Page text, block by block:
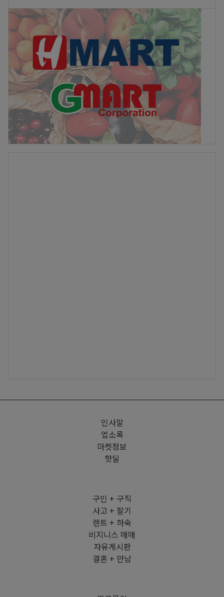
인사말
업소록
마켓정보
핫딜
구인 + 구직
사고 + 팔기
렌트 + 하숙
비지니스 매매
자유게시판
결혼 + 만남